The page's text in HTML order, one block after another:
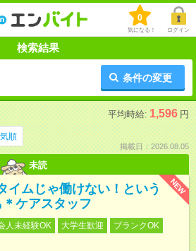
0
気になる！ ログイン
検索結果
条件の変更
平均時給: 1,596 円
順
掲載日：2026.08.05
未読
NEW
イムじゃ働けない！という
ケアスタッフ
人未経験OK 大学生歓迎
ブランクOK